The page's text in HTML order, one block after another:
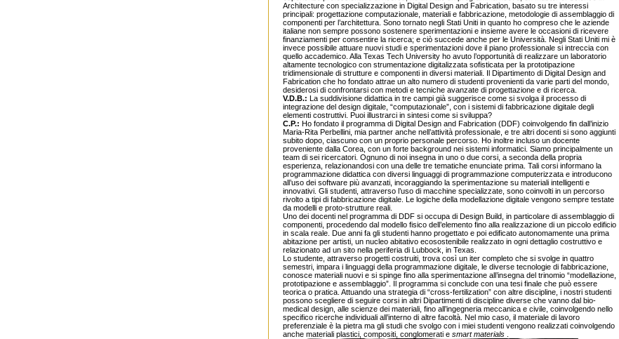
Architecture con specializzazione in Digital Design and Fabrication, basato su tre interessi
principali: progettazione computazionale, materiali e fabbricazione, metodologie di assemblaggio di
componenti per l’architettura. Sono tornato negli Stati Uniti in quanto ho compreso che le aziende
italiane non sempre possono sostenere sperimentazioni e insieme avere le occasioni di ricevere
finanziamenti per consentire la ricerca; e ciò succede anche per le Università. Negli Stati Uniti mi è
invece possibile attuare nuovi studi e sperimentazioni dove il piano professionale si intreccia con
quello accademico. Alla Texas Tech University ho avuto l’opportunità di realizzare un laboratorio
altamente tecnologico con strumentazione digitalizzata sofisticata per la prototipazione
tridimensionale di strutture e componenti in diversi materiali. Il Dipartimento di Digital Design and
Fabrication che ho fondato attrae un alto numero di studenti provenienti da varie parti del mondo,
desiderosi di confrontarsi con metodi e tecniche avanzate di progettazione e di ricerca.
V.D.B.: La suddivisione didattica in tre campi già suggerisce come si svolga il processo di
integrazione del design digitale, “computazionale”, con i sistemi di fabbricazione digitale degli
elementi costruttivi. Puoi illustrarci in sintesi come si sviluppa?
C.P.: Ho fondato il programma di Digital Design and Fabrication (DDF) coinvolgendo fin dall’inizio
Maria-Rita Perbellini, mia partner anche nell’attività professionale, e tre altri docenti si sono aggiunti
subito dopo, ciascuno con un proprio personale percorso. Ho inoltre incluso un docente
proveniente dalla Corea, con un forte background nei sistemi informatici. Siamo principalmente un
team di sei ricercatori. Ognuno di noi insegna in uno o due corsi, a seconda della propria
esperienza, relazionandosi con una delle tre tematiche enunciate prima. Tali corsi informano la
programmazione didattica con diversi linguaggi di programmazione computerizzata e introducono
all’uso dei software più avanzati, incoraggiando la sperimentazione su materiali intelligenti e
innovativi. Gli studenti, attraverso l’uso di macchine specializzate, sono coinvolti in un percorso
rivolto a tipi di fabbricazione digitale. Le logiche della modellazione digitale vengono sempre testate
da modelli e proto-strutture reali.
Uno dei docenti nel programma di DDF si occupa di Design Build, in particolare di assemblaggio di
componenti, procedendo dal modello fisico dell’elemento fino alla realizzazione di un piccolo edificio
in scala reale. Due anni fa gli studenti hanno progettato e poi edificato autonomamente una prima
abitazione per artisti, un nucleo abitativo ecosostenibile realizzato in ogni dettaglio costruttivo e
relazionato ad un sito nella periferia di Lubbock, in Texas.
Lo studente, attraverso progetti costruiti, trova così un iter completo che si svolge in quattro
semestri, impara i linguaggi della programmazione digitale, le diverse tecnologie di fabbricazione,
conosce materiali nuovi e si spinge fino alla sperimentazione all’insegna del trinomio “modellazione,
prototipazione e assemblaggio”. Il programma si conclude con una tesi finale che può essere
teorica o pratica. Attuando una strategia di “cross-fertilization” con altre discipline, i nostri studenti
possono scegliere di seguire corsi in altri Dipartimenti di discipline diverse che vanno dal bio-
medical design, alle scienze dei materiali, fino all’ingegneria meccanica e civile, coinvolgendo nello
specifico ricerche individuali all’interno di altre facoltà. Nel mio caso, il materiale di lavoro
preferenziale è la pietra ma gli studi che svolgo con i miei studenti vengono realizzati coinvolgendo
anche materiali plastici, compositi, conglomerati e smart materials